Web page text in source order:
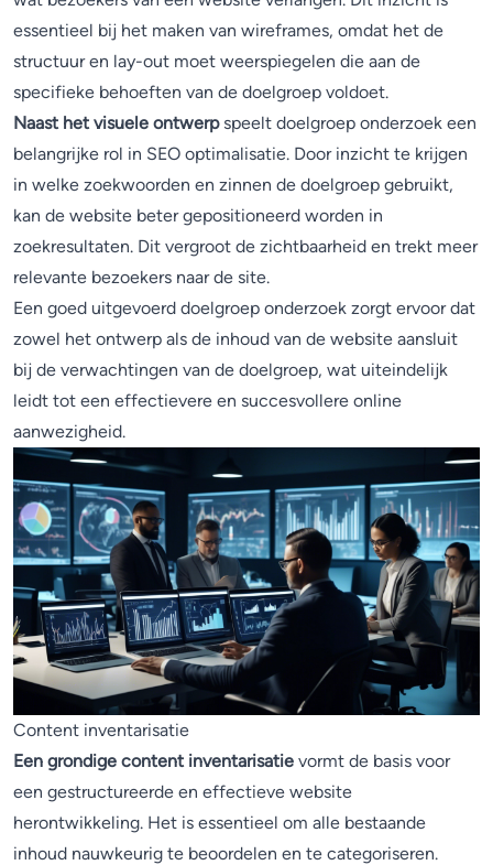
essentieel bij het maken van wireframes, omdat het de
structuur en lay-out moet weerspiegelen die aan de
specifieke behoeften van de doelgroep voldoet.
Naast het visuele ontwerpspeelt doelgroep onderzoek een
belangrijke rol in SEO optimalisatie. Door inzicht te krijgen
in welke zoekwoorden en zinnen de doelgroep gebruikt,
kan de website beter gepositioneerd worden in
zoekresultaten. Dit vergroot de zichtbaarheid en trekt meer
relevante bezoekers naar de site.
Een goed uitgevoerd doelgroep onderzoek zorgt ervoor dat
zowel het ontwerp als de inhoud van de website aansluit
bij de verwachtingen van de doelgroep, wat uiteindelijk
leidt tot een effectievere en succesvollere online
aanwezigheid.
Content inventarisatie
Een grondige content inventarisatie vormt de basis voor
een gestructureerde en effectieve website
herontwikkeling. Het is essentieel om alle bestaande
inhoud nauwkeurig te beoordelen en te categoriseren.